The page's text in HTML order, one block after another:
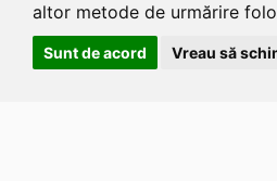
altor metode de urmărire
Sunt de acord Vreau să